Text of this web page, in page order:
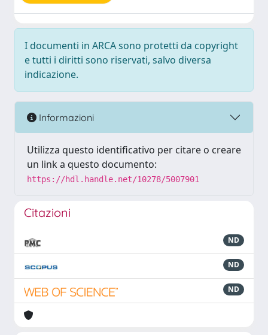
I documenti in ARCA sono protetti da copyright
e tutti i diritti sono riservati, salvo diversa
indicazione.
Informazioni
Utilizza questo identificativo per citare o creare
un link a questo documento:
https://hdl.handle.net/10278/5007901
Citazioni
ND
ND
ND